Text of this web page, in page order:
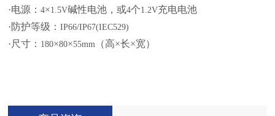
·电源：4×1.5V碱性电池，或4个1.2V充电电池
·防护等级：IP66/IP67(IEC529)
·尺寸： 180×80×55mm （高×长×宽）